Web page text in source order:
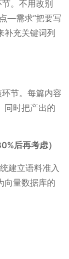
。不用改别
—需求”把要写
补充关键词列
节。每篇内容
同时把产出的
后再考虑）
建立语料准入
向量数据库的